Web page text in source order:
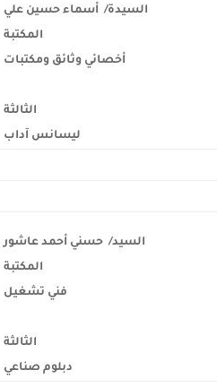
السيدة/ أسماء حسين علي
المكتبة
أخصائي وثائق ومكتبات
الثالثة
ليسانس آداب
السيد/ حسني أحمد عاشور
المكتبة
فني تشغيل
الثالثة
دبلوم صناعي